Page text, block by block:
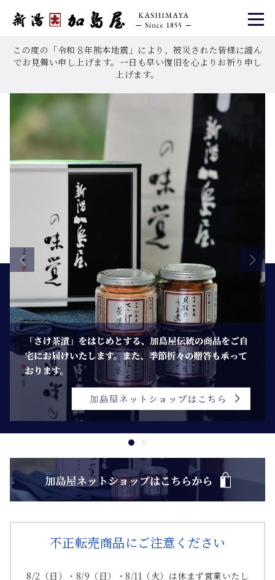
この度の「令和８年熊本地震」により、被災された皆様に謹ん
でお見舞い申し上げます。一日も早い復旧を心よりお祈り申し
上げます。
不正転売商品にご注意ください
8/2（日）・8/9（日）・8/11（火）は休まず営業いたし